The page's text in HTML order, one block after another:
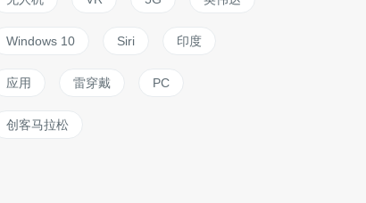
Windows 10 Siri 印度
应用 雷穿戴 PC
创客马拉松